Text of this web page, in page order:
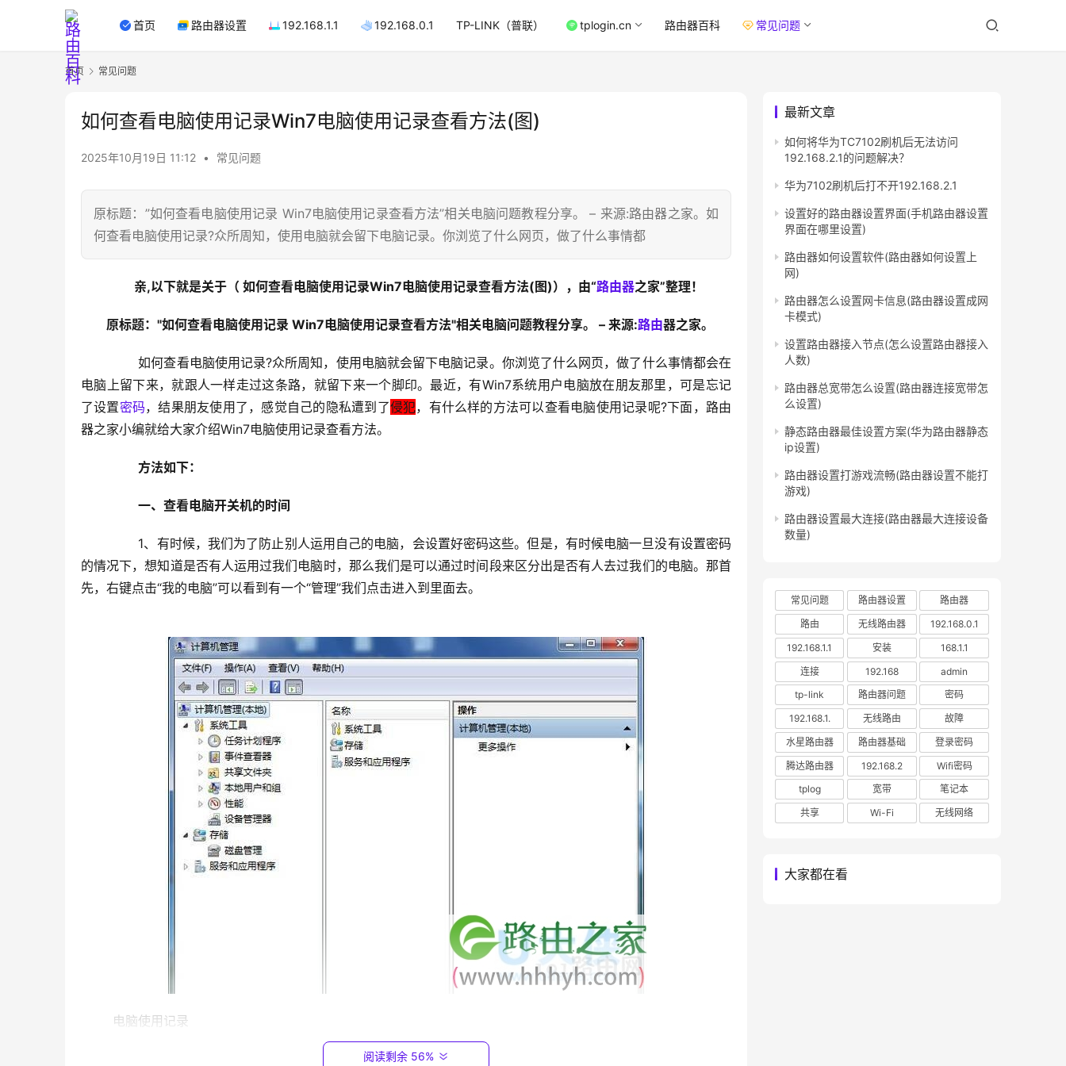
首页 路由器设置 192.168.1.1 192.168.0.1 TP-LINK（普联） tplogin.cn 路由器百科 常见问题
首页 常见问题
如何查看电脑使用记录Win7电脑使用记录查看方法(图)
2025年10月19日 11:12 • 常见问题
原标题：”如何查看电脑使用记录 Win7电脑使用记录查看方法”相关电脑问题教程分享。 – 来源:路由器之家。如
何查看电脑使用记录?众所周知，使用电脑就会留下电脑记录。你浏览了什么网页，做了什么事情都
亲,以下就是关于（ 如何查看电脑使用记录Win7电脑使用记录查看方法(图)），由“路由器之家”整理！
原标题："如何查看电脑使用记录 Win7电脑使用记录查看方法"相关电脑问题教程分享。 – 来源:路由器之家。
电脑上留下来，就跟人一样走过这条路，就留下来一个脚印。最近，有Win7系统用户电脑放在朋友那里，可是忘记
了设置密码，结果朋友使用了，感觉自己的隐私遭到了侵犯，有什么样的方法可以查看电脑使用记录呢?下面，路由
器之家小编就给大家介绍Win7电脑使用记录查看方法。
方法如下：
一、查看电脑开关机的时间
的情况下，想知道是否有人运用过我们电脑时，那么我们是可以通过时间段来区分出是否有人去过我们的电脑。那首
先，右键点击“我的电脑”可以看到有一个“管理”我们点击进入到里面去。
	电脑使用记录
	　　2、进入到另外一个界面后，我们可以看到有一个“
事件
阅读剩余 56%
最新文章
如何将华为TC7102刷机后无法访问
192.168.2.1的问题解决？
华为7102刷机后打不开192.168.2.1
设置好的路由器设置界面(手机路由器设置
界面在哪里设置)
路由器如何设置软件(路由器如何设置上
网)
路由器怎么设置网卡信息(路由器设置成网
卡模式)
设置路由器接入节点(怎么设置路由器接入
人数)
路由器总宽带怎么设置(路由器连接宽带怎
么设置)
静态路由器最佳设置方案(华为路由器静态
ip设置)
路由器设置打游戏流畅(路由器设置不能打
游戏)
路由器设置最大连接(路由器最大连接设备
数量)
常见问题 路由器设置
路由器
路由
无线路由器
192.168.0.1
192.168.1.1
安装
168.1.1
连接
192.168
admin
tp-link
路由器问题
密码
192.168.1.
无线路由
故障
水星路由器
路由器基础
登录密码
腾达路由器
192.168.2
Wifi密码
tplog
宽带
笔记本
共享
Wi-Fi 无线网络
大家都在看